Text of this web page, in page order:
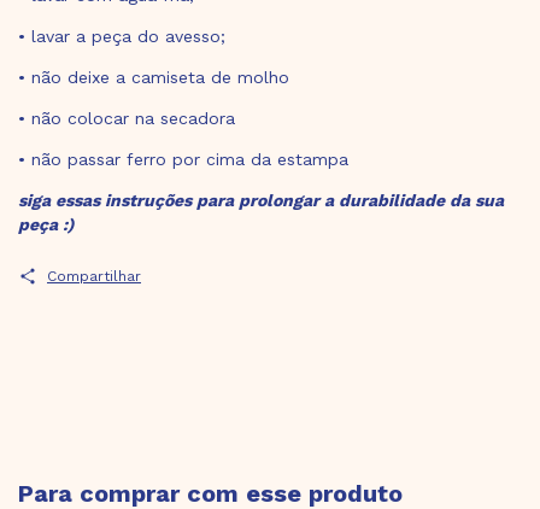
• lavar a peça do avesso;
• não deixe a camiseta de molho
• não colocar na secadora
• não passar ferro por cima da estampa
siga essas instruções para prolongar a durabilidade da sua
peça :)
Compartilhar
Para comprar com esse produto